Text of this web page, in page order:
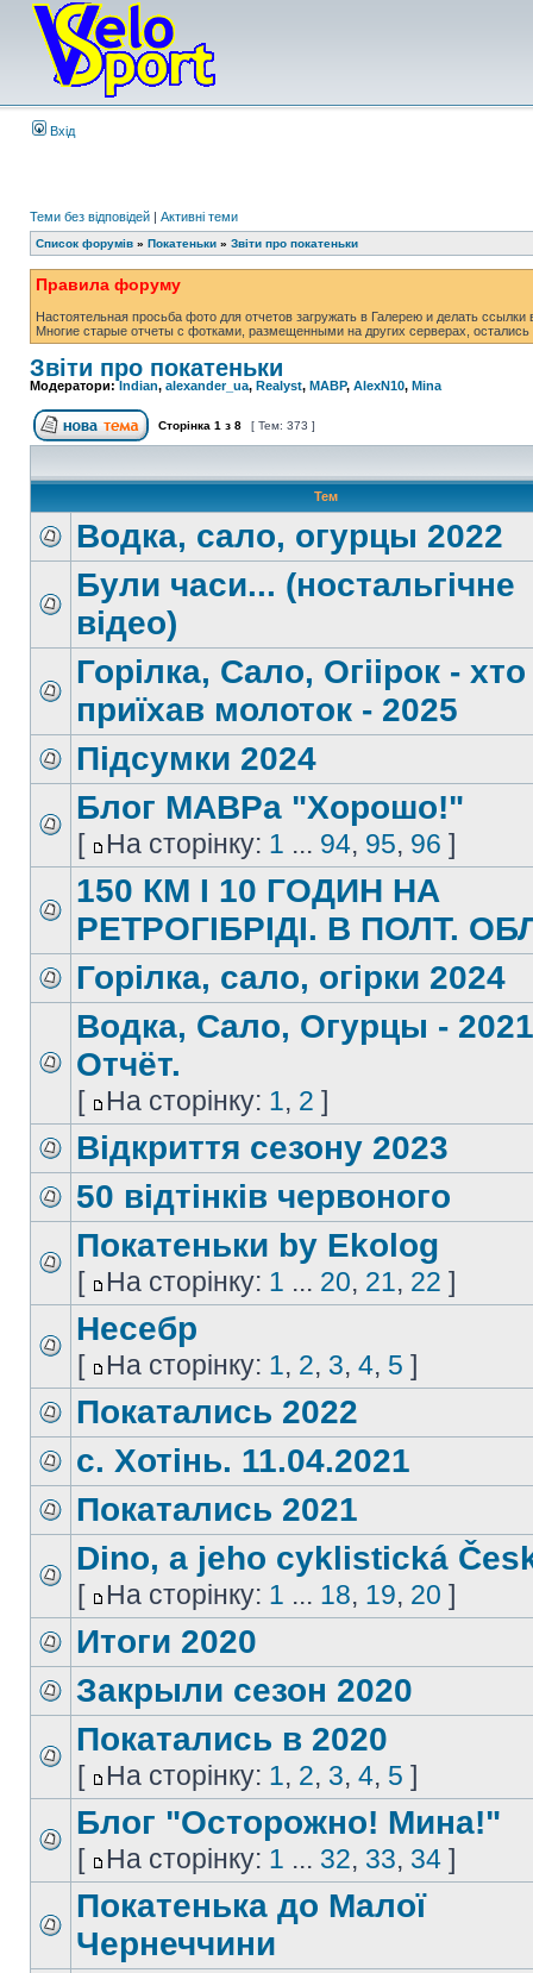
Вхід
Теми без відповідей | Активні теми
Список форумів » Покатеньки » Звіти про покатеньки
Правила форуму
Настоятельная просьба фото для отчетов загружать в Галерею и делать ссылки
Многие старые отчеты с фотками, размещенными на других серверах, остались
Звіти про покатеньки
Модератори:Indian, alexander_ua, Realyst, MABP, AlexN10, Mina
Сторінка 1 з 8 [ Тем: 373 ]
Тем
Водка, сало, огурцы 2022
Були часи... (ностальгічне
відео)
Горілка, Сало, Огіірок - хто
приїхав молоток - 2025
Підсумки 2024
Блог MABPa "Хорошо!"
[ На сторінку: 1 ... 94, 95, 96 ]
150 КМ І 10 ГОДИН НА
РЕТРОГІБРІДІ. В ПОЛТ.
Горілка, сало, огірки 2024
Водка, Сало, Огурцы -
Отчёт.
[ На сторінку: 1, 2 ]
Відкриття сезону 2023
50 відтінків червоного
Покатеньки by Ekolog
[ На сторінку: 1 ... 20, 21, 22 ]
Несебр
[ На сторінку: 1, 2, 3, 4, 5 ]
Покатались 2022
с. Хотінь. 11.04.2021
Покатались 2021
Dino, a jeho cyklistická
[ На сторінку: 1 ... 18, 19, 20 ]
Итоги 2020
Закрыли сезон 2020
Покатались в 2020
[ На сторінку: 1, 2, 3, 4, 5 ]
Блог "Осторожно! Мина!"
[ На сторінку: 1 ... 32, 33, 34 ]
Покатенька до Малої
Чернеччини